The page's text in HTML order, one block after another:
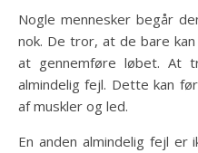
Nogle mennesker begår
nok. De tror, at de bare
at gennemføre løbet. At
almindelig fejl. Dette kan
af muskler og led.
En anden almindelig fejl